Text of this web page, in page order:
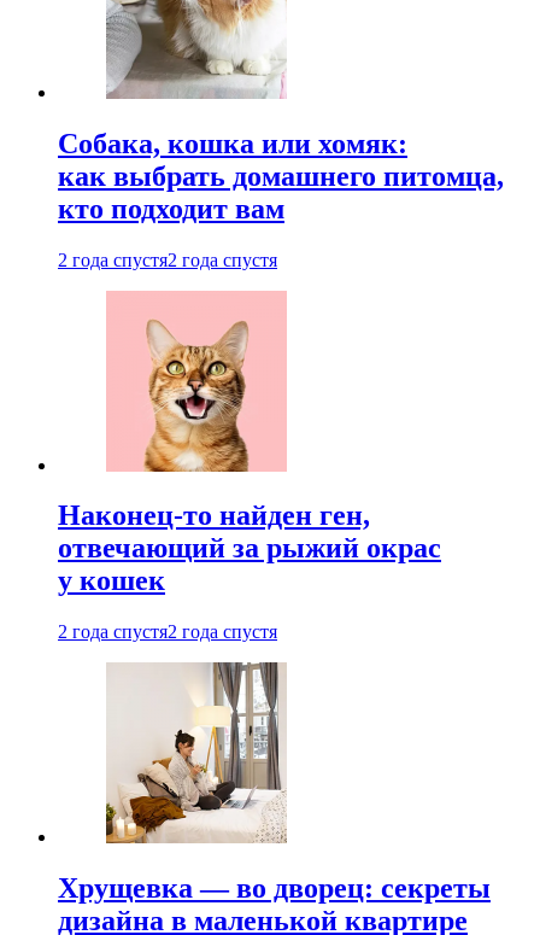
Собака, кошка или хомяк:
как выбрать домашнего питомца,
кто подходит вам
2 года спустя2 года спустя
Наконец-то найден ген,
отвечающий за рыжий окрас
у кошек
2 года спустя2 года спустя
Хрущевка — во дворец: секреты
дизайна в маленькой квартире